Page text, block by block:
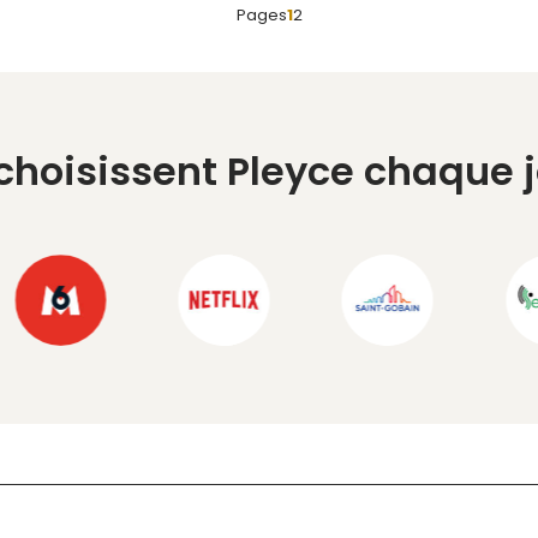
Pages12
Pleyce chaque